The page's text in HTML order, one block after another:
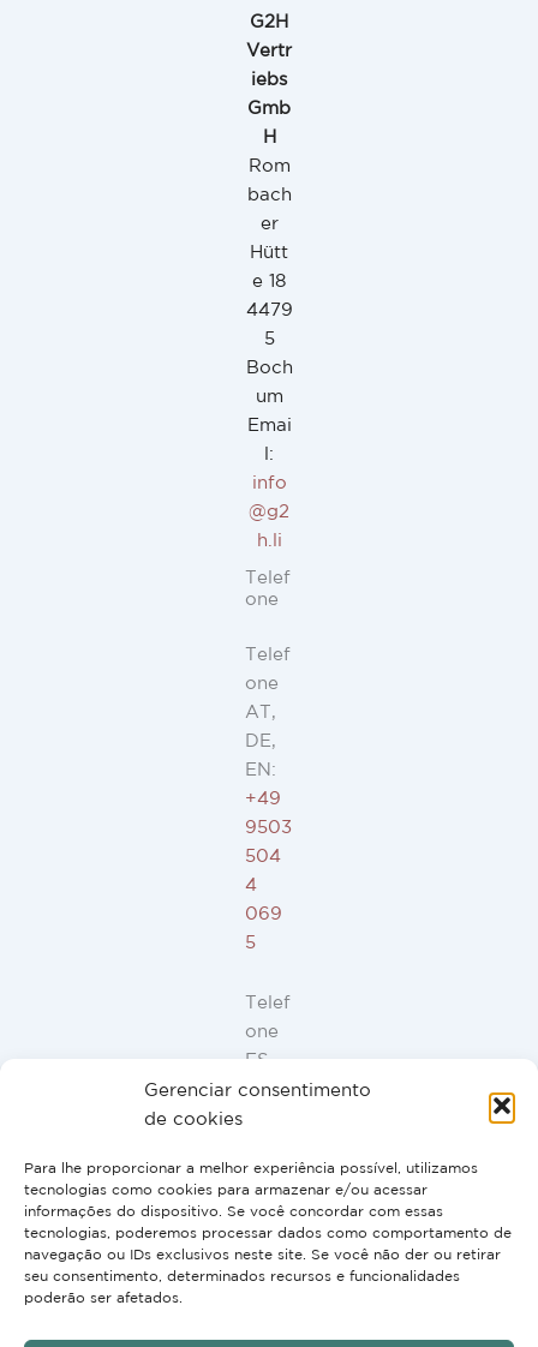
Gerenciar consentimento
de cookies
Para lhe proporcionar a melhor experiência possível, utilizamos
tecnologias como cookies para armazenar e/ou acessar
informações do dispositivo. Se você concordar com essas
tecnologias, poderemos processar dados como comportamento de
navegação ou IDs exclusivos neste site. Se você não der ou retirar
seu consentimento, determinados recursos e funcionalidades
poderão ser afetados.
G2H
Vertr
iebs
Gmb
H
Rom
bach
er
Hütt
e 18
4479
5
Boch
um
Emai
l:
info
@g2
h.li
Telef
one
Telef
one
AT,
DE,
EN:
+49
9503
504
4
069
5
Telef
one
ES,
FR,
+34
946
44